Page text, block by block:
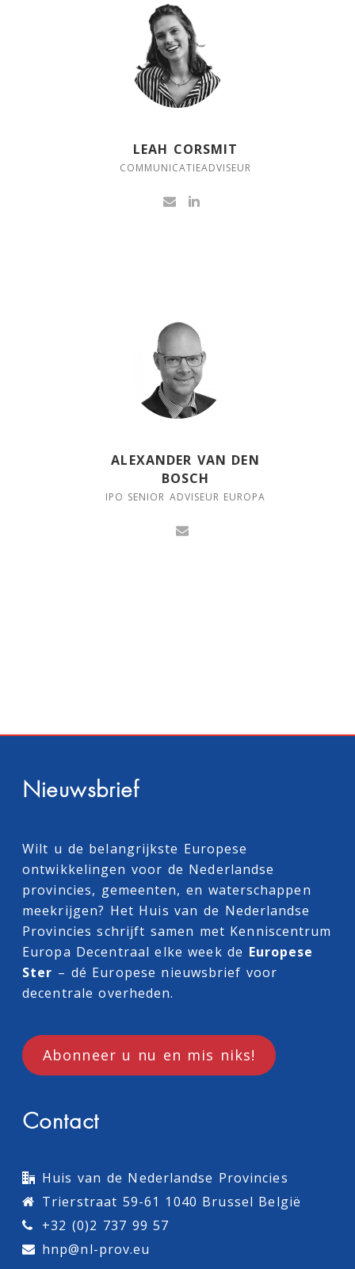
LEAH CORSMIT
COMMUNICATIEADVISEUR
ALEXANDER VAN DEN
BOSCH
IPO SENIOR ADVISEUR EUROPA
Nieuwsbrief
Wilt u de belangrijkste Europese
ontwikkelingen voor de Nederlandse
provincies, gemeenten, en waterschappen
meekrijgen? Het Huis van de Nederlandse
Provincies schrijft samen met Kenniscentrum
Europa Decentraal elke week de Europese
Ster – dé Europese nieuwsbrief voor
decentrale overheden.
Abonneer u nu en mis niks!
Contact
Huis van de Nederlandse Provincies
Trierstraat 59-61 1040 Brussel België
+32 (0)2 737 99 57
hnp@nl-prov.eu